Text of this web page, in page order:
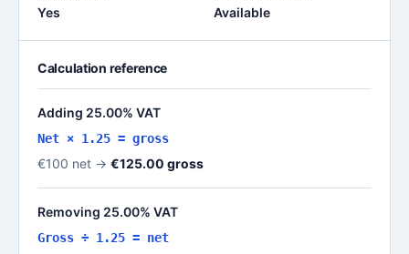
Yes Available
Calculation reference
Adding 25.00% VAT
Net × 1.25 = gross
€100 net → €125.00 gross
Removing 25.00% VAT
Gross ÷ 1.25 = net